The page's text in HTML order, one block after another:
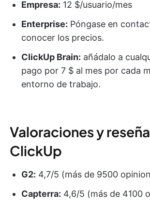
Empresa: 12 $/usuario/mes
Enterprise: Póngase en
conocer los precios.
ClickUp Brain: añádalo a
pago por 7 $ al mes por cada
entorno de trabajo.
Valoraciones y
ClickUp
G2: 4,7/5 (más de 9500
Capterra: 4,6/5 (más de 4100